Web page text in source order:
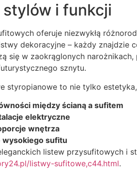
i funkcji
oferuje niezwykłą
dekoracyjne – każdy znajdzie
się w zaokrąglonych
sznytu.
styropianowe to nie tylko
między ścianą a sufitem
elektryczne
wnętrza
wysokiego sufitu
listew przysufitowych i
listwy-sufitowe,c44.html.